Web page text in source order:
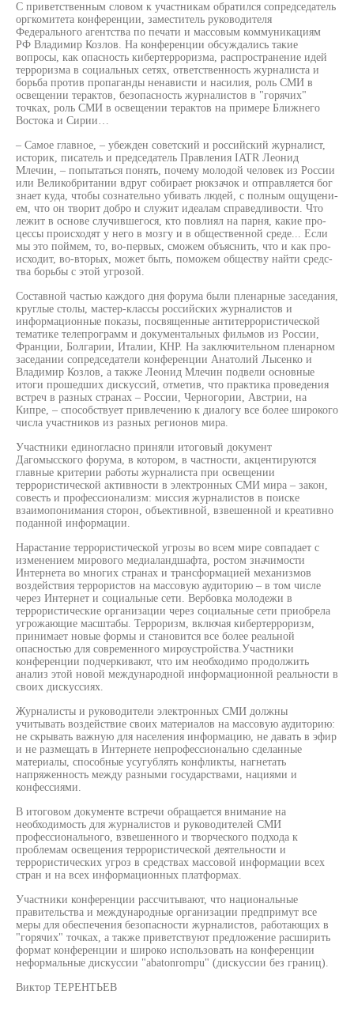
С приветственным словом к участникам обратился сопредседатель
оргкомитета конференции, заместитель руководителя
Федерального агентства по печати и массовым коммуникациям
РФ Владимир Козлов. На конференции обсуждались такие
вопросы, как опасность кибертерроризма, распространение идей
терроризма в социальных сетях, ответственность журналиста и
борьба против пропаганды ненависти и насилия, роль СМИ в
освещении терактов, безопасность журналистов в "горячих"
точках, роль СМИ в освещении терактов на примере Ближнего
Востока и Сирии…
– Са­мое глав­ное, – убежден со­вет­ский и рос­сий­ский жур­на­лист,
ис­то­рик, пи­са­тель и председатель Правления IATR Леонид
Млечин, – по­пы­тать­ся по­нять, по­че­му мо­ло­дой че­ло­век из Рос­сии
или Ве­ли­коб­ри­та­нии вдруг со­би­рает рюк­за­чок и от­прав­ля­ет­ся бог
зна­ет ку­да, что­бы соз­на­тель­но уби­вать лю­дей, с пол­ным ощу­ще­ни­
ем, что он тво­рит доб­ро и слу­жит идеалам спра­вед­ли­вос­ти. Что
лежит в основе случившегося, кто пов­ли­ял на парня, ка­кие про­
цес­сы про­ис­хо­дят у не­го в моз­гу и в об­щес­твен­ной сре­де... Ес­ли
мы это пой­мем, то, во-пер­вых, смо­жем объ­яс­нить, что и как про­
ис­хо­дит, во-вто­рых, мо­жет быть, по­мо­жем об­щес­тву най­ти средс­
тва борь­бы с этой угрозой.
Составной частью каждого дня форума были пленарные заседания,
круглые столы, мастер-классы российских журналистов и
информационные показы, посвященные антитеррористической
тематике телепрограмм и документальных фильмов из России,
Франции, Болгарии, Италии, КНР. На заключительном пленарном
заседании сопредседатели конференции Анатолий Лысенко и
Владимир Козлов, а также Леонид Млечин подвели основные
итоги прошедших дискуссий, отметив, что практика проведения
встреч в разных странах – России, Черногории, Австрии, на
Кипре, – способствует привлечению к диалогу все более широкого
числа участников из разных регионов мира.
Участники единогласно приняли итоговый документ
Дагомысского форума, в котором, в частности, акцентируются
главные критерии работы журналиста при освещении
террористической активности в электронных СМИ мира – закон,
совесть и профессионализм: миссия журналистов в поиске
взаимопонимания сторон, объективной, взвешенной и креативно
поданной информации.
Нарастание террористической угрозы во всем мире совпадает с
изменением мирового медиаландшафта, ростом значимости
Интернета во многих странах и трансформацией механизмов
воздействия террористов на массовую аудиторию – в том числе
через Интернет и социальные сети. Вербовка молодежи в
террористические организации через социальные сети приобрела
угрожающие масштабы. Терроризм, включая кибертерроризм,
принимает новые формы и становится все более реальной
опасностью для современного мироустройства.Участники
конференции подчеркивают, что им необходимо продолжить
анализ этой новой международной информационной реальности в
своих дискуссиях.
Журналисты и руководители электронных СМИ должны
учитывать воздействие своих материалов на массовую аудиторию:
не скрывать важную для населения информацию, не давать в эфир
и не размещать в Интернете непрофессионально сделанные
материалы, способные усугублять конфликты, нагнетать
напряженность между разными государствами, нациями и
конфессиями.
В итоговом документе встречи обращается внимание на
необходимость для журналистов и руководителей СМИ
профессионального, взвешенного и творческого подхода к
проблемам освещения террористической деятельности и
террористических угроз в средствах массовой информации всех
стран и на всех информационных платформах.
Участники конференции рассчитывают, что национальные
правительства и международные организации предпримут все
меры для обеспечения безопасности журналистов, работающих в
"горячих" точках, а также приветствуют предложение расширить
формат конференции и широко использовать на конференции
неформальные дискуссии "abatonrompu" (дискуссии без границ).
Виктор ТЕРЕНТЬЕВ